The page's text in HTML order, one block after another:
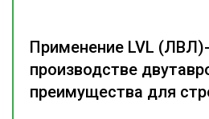
Применение LVL
производстве
преимущества для